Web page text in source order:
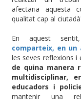
afectaria aquesta
qualitat cap al
En aquest
comparteix, en
les seves reflexions i
de quina manera
multidisciplinar,
educadors i
mantenir una